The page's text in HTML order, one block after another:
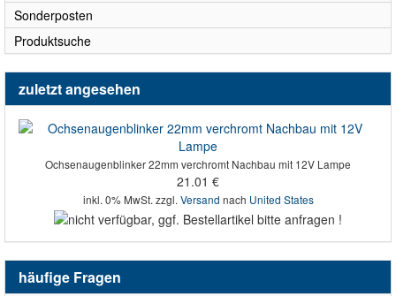
Sonderposten
Produktsuche
zuletzt angesehen
Ochsenaugenblinker 22mm verchromt Nachbau mit 12V Lampe
21.01 €
inkl. 0% MwSt. zzgl.Versand nach United States
häufige Fragen